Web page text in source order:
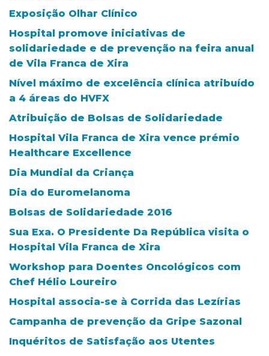
Exposição Olhar Clínico
Hospital promove iniciativas de
solidariedade e de prevenção na feira anual
de Vila Franca de Xira
Nível máximo de excelência clínica atribuído
a 4 áreas do HVFX
Atribuição de Bolsas de Solidariedade
Hospital Vila Franca de Xira vence prémio
Healthcare Excellence
Dia Mundial da Criança
Dia do Euromelanoma
Bolsas de Solidariedade 2016
Sua Exa. O Presidente Da República visita o
Hospital Vila Franca de Xira
Workshop para Doentes Oncológicos com
Chef Hélio Loureiro
Hospital associa-se à Corrida das Lezírias
Campanha de prevenção da Gripe Sazonal
Inquéritos de Satisfação aos Utentes